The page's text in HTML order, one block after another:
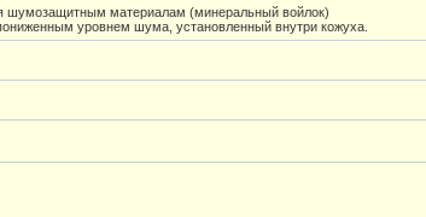
шумозащитным материалам (минеральный войлок)
уровнем шума, установленный внутри кожуха.